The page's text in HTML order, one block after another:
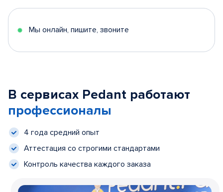
Мы онлайн, пишите, звоните
В сервисах Pedant работают
профессионалы
4 года средний опыт
Аттестация со строгими стандартами
Контроль качества каждого заказа